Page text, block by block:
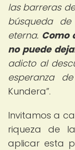
las barreras
búsqueda
eterna. Como
no puede
adicto al
esperanza
Kundera .
Invitamos a
riqueza de
aplicar esta